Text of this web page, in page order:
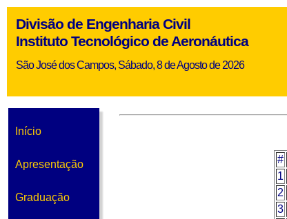
Divisão de Engenharia Civil
Instituto Tecnológico de Aeronáutica
São José dos Campos, Sábado, 8 de Agosto de 2026
Início
Apresentação
Graduação
#
1
2
3